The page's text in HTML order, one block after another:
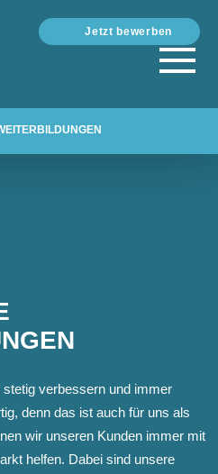
Jetzt bewerben
verbessern und immer
denn das ist auch für uns als
wir unseren Kunden immer mit
helfen. Dabei sind unsere